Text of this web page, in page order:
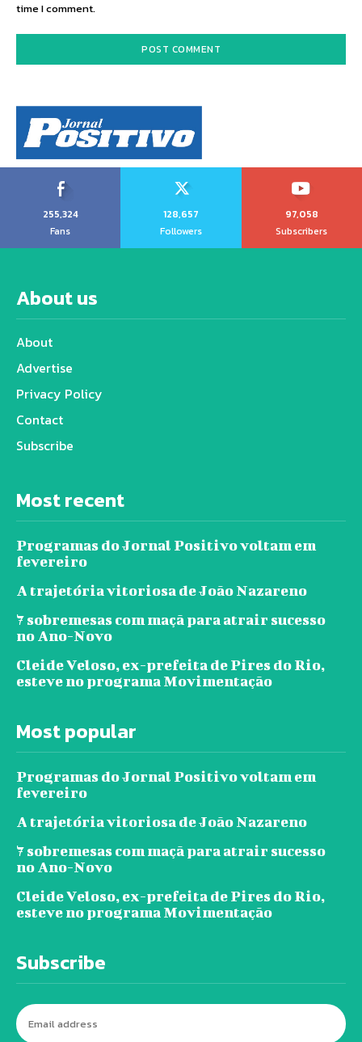
time I comment.
255,324
Fans
128,657
Followers
97,058
Subscribers
About us
About
Advertise
Privacy Policy
Contact
Subscribe
Most recent
Programas do Jornal Positivo voltam em
fevereiro
A trajetória vitoriosa de João Nazareno
7 sobremesas com maçã para atrair sucesso
no Ano-Novo
Cleide Veloso, ex-prefeita de Pires do Rio,
esteve no programa Movimentação
Most popular
Programas do Jornal Positivo voltam em
fevereiro
A trajetória vitoriosa de João Nazareno
7 sobremesas com maçã para atrair sucesso
no Ano-Novo
Cleide Veloso, ex-prefeita de Pires do Rio,
esteve no programa Movimentação
Subscribe